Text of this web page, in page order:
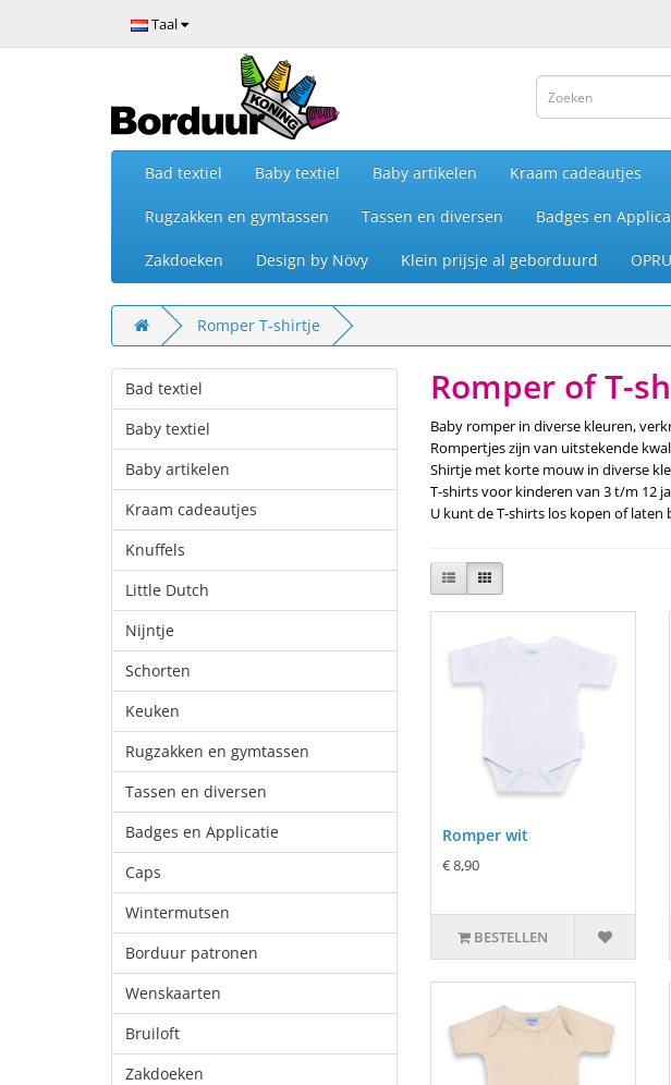
Taal
Bad textiel Baby textiel Baby artikelen Kraam cadeautjes
Rugzakken en gymtassen Tassen en diversen Badges en
Zakdoeken Design by Növy Klein prijsje al geborduurd
Romper T-shirtje
Bad textiel
Baby textiel
Baby artikelen
Kraam cadeautjes
Knuffels
Little Dutch
Nijntje
Schorten
Keuken
Rugzakken en gymtassen
Tassen en diversen
Badges en Applicatie
Caps
Wintermutsen
Borduur patronen
Wenskaarten
Bruiloft
Zakdoeken
Romper of T-
Baby romper in diverse kleuren,
Rompertjes zijn van uitstekende
Shirtje met korte mouw in diverse
T-shirts voor kinderen van 3 t/m 12
U kunt de T-shirts los kopen of
Romper wit
€ 8,90
BESTELLEN